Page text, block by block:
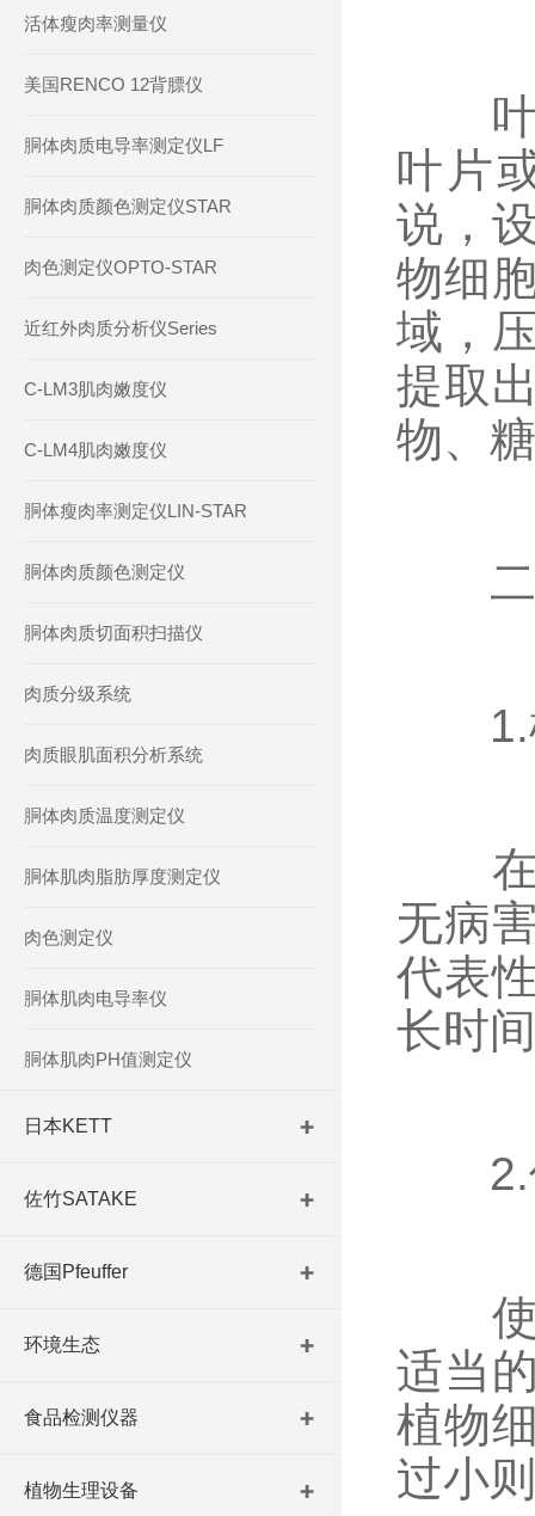
活体瘦肉率测量仪
美国RENCO 12背膘仪
胴体肉质电导率测定仪LF
胴体肉质颜色测定仪STAR
肉色测定仪OPTO-STAR
近红外肉质分析仪Series
C-LM3肌肉嫩度仪
C-LM4肌肉嫩度仪
胴体瘦肉率测定仪LIN-STAR
胴体肉质颜色测定仪
胴体肉质切面积扫描仪
肉质分级系统
肉质眼肌面积分析系统
胴体肉质温度测定仪
胴体肌肉脂肪厚度测定仪
肉色测定仪
胴体肌肉电导率仪
胴体肌肉PH值测定仪
日本KETT
佐竹SATAKE
德国Pfeuffer
环境生态
食品检测仪器
植物生理设备
叶
叶片
说，
物细
域，
提取
物、
二
1.
在
无病
代表
长时
2.
使
适当
植物
过小